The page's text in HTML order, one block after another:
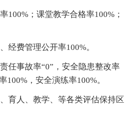
100%；课堂教学合格率100%；
经费管理公开率100%。
任事故率“0”，安全隐患整改率
100%，安全演练率100%。
育人、教学、等各类评估保持区